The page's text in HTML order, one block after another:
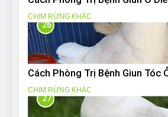
CHIM RỪNG KHÁC
26
Cách Phòng Trị Bệnh Giun Tóc
CHIM RỪNG KHÁC
27